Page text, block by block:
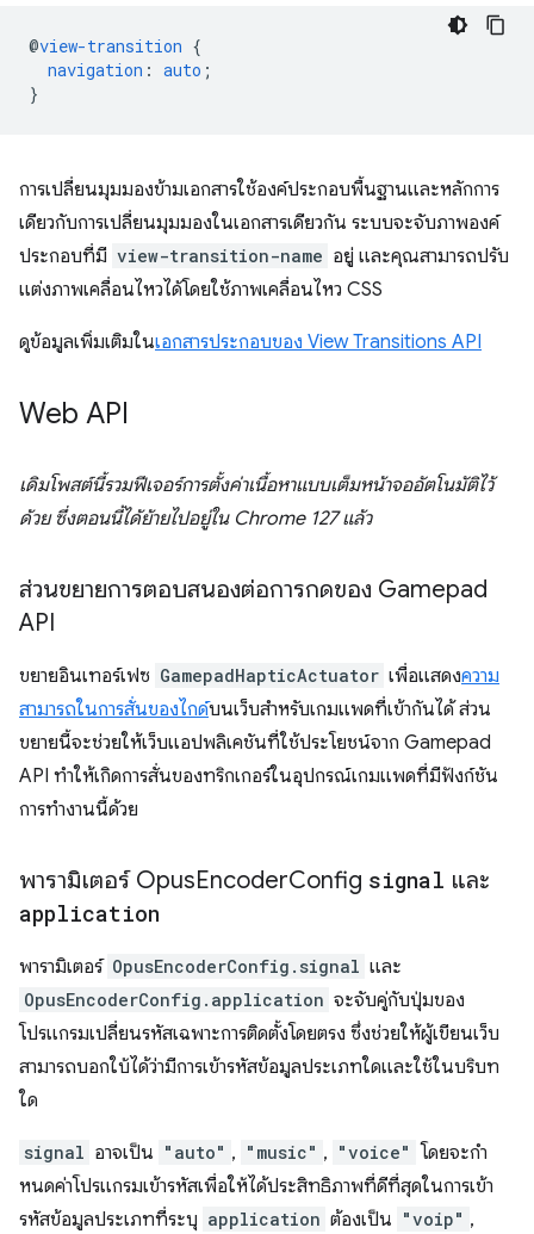
@view-transition {
navigation : auto ;
}
การเปลี่ยนมุมมองข้ามเอกสารใช้องค์ประกอบพื้นฐานและหลักการ
เดียวกับการเปลี่ยนมุมมองในเอกสารเดียวกัน ระบบจะจับภาพองค์
ประกอบที่มี view-transition-name อยู่ และคุณสามารถปรับ
แต่งภาพเคลื่อนไหวได้โดยใช้ภาพเคลื่อนไหว CSS
ดูข้อมูลเพิ่มเติมในเอกสารประกอบของ View Transitions API
Web API
เดิมโพสต์นี้รวมฟีเจอร์การตั้งค่าเนื้อหาแบบเต็มหน้าจออัตโนมัติไว้
ด้วย ซึ่งตอนนี้ได้ย้ายไปอยู่ใน Chrome 127 แล้ว
ส่วนขยายการตอบสนองต่อการกดของ Gamepad
API
ขยายอินเทอร์เฟซ GamepadHapticActuator เพื่อแสดงความ
สามารถในการสั่นของไกด์บนเว็บสำหรับเกมแพดที่เข้ากันได้ ส่วน
ขยายนี้จะช่วยให้เว็บแอปพลิเคชันที่ใช้ประโยชน์จาก Gamepad
API ทำให้เกิดการสั่นของทริกเกอร์ในอุปกรณ์เกมแพดที่มีฟังก์ชัน
การทำงานนี้ด้วย
พารามิเตอร์ OpusEncoderConfig signal และ
application
พารามิเตอร์ OpusEncoderConfig.signal และ
OpusEncoderConfig.application จะจับคู่กับปุ่มของ
โปรแกรมเปลี่ยนรหัสเฉพาะการติดตั้งโดยตรง ซึ่งช่วยให้ผู้เขียนเว็บ
สามารถบอกใบ้ได้ว่ามีการเข้ารหัสข้อมูลประเภทใดและใช้ในบริบท
ใด
signal อาจเป็น "auto" , "music" , "voice" โดยจะกํา
หนดค่าโปรแกรมเข้ารหัสเพื่อให้ได้ประสิทธิภาพที่ดีที่สุดในการเข้า
รหัสข้อมูลประเภทที่ระบุ application ต้องเป็น "voip" ,